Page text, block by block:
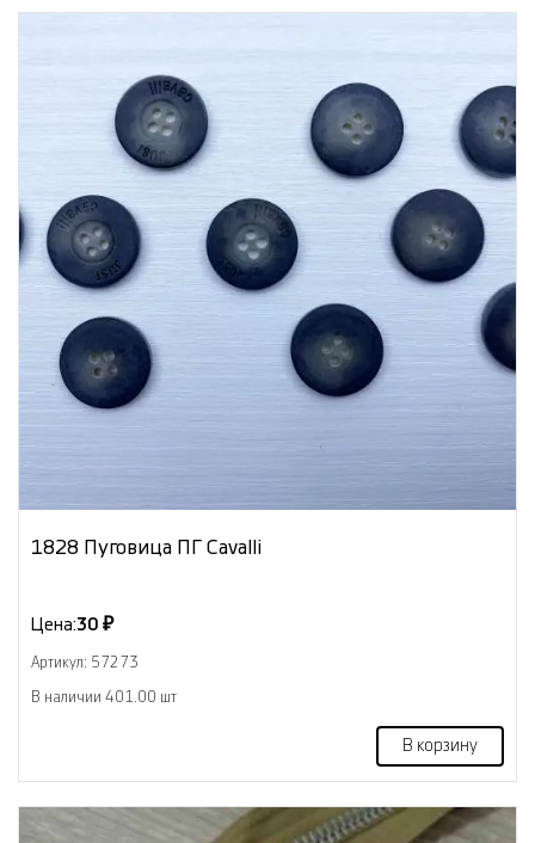
1828 Пуговица ПГ Cavalli
Цена:30 ₽
Артикул: 57273
В наличии 401.00 шт
В корзину